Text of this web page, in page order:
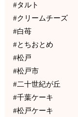
#タルト
#クリームチーズ
#白苺
#とちおとめ
#松戸
#松戸市
#二十世紀が丘
#千葉ケーキ
#松戸ケーキ